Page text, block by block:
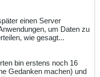
einen Server
um Daten zu
wie gesagt...
bin erstens noch 16
Gedanken machen) und